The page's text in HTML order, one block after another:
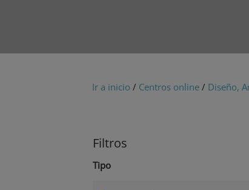
Ir a inicio / Centros online / Diseño,
Filtros
Tipo